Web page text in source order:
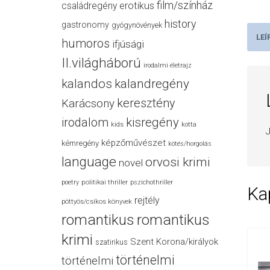
családregény erotikus film/színház
gastronomy gyógynövények history
humoros ifjúsági
II.világháború irodalmi életrajz
kalandos kalandregény
Karácsony keresztény
irodalom kids kisregény kotta
kémregény képzőművészet kötés/horgolás
language novel orvosi krimi
poetry politikai thriller pszichothriller
pöttyös/csíkos könyvek rejtély
romantikus romantikus
krimi szatirikus Szent Korona/királyok
történelmi történelmi